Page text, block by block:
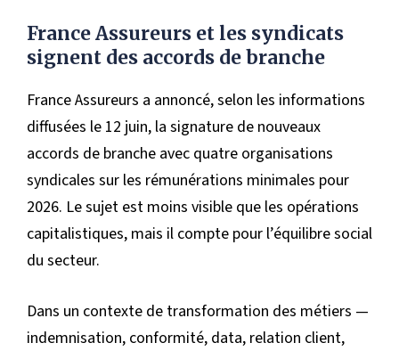
France Assureurs et les syndicats
signent des accords de branche
France Assureurs a annoncé, selon les informations
diffusées le 12 juin, la signature de nouveaux
accords de branche avec quatre organisations
syndicales sur les rémunérations minimales pour
2026. Le sujet est moins visible que les opérations
capitalistiques, mais il compte pour l’équilibre social
du secteur.
Dans un contexte de transformation des métiers —
indemnisation, conformité, data, relation client,